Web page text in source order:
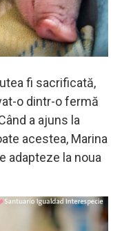
fi sacrificată,
o dintr-o fermă
a ajuns la
acestea, Marina
adapteze la noua